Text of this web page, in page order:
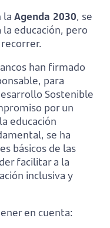
la Agenda 2030, se
la educación, pero
han firmado
para
Sostenible
por un
educación
se ha
básicos de las
facilitar a la
inclusiva y
en cuenta: